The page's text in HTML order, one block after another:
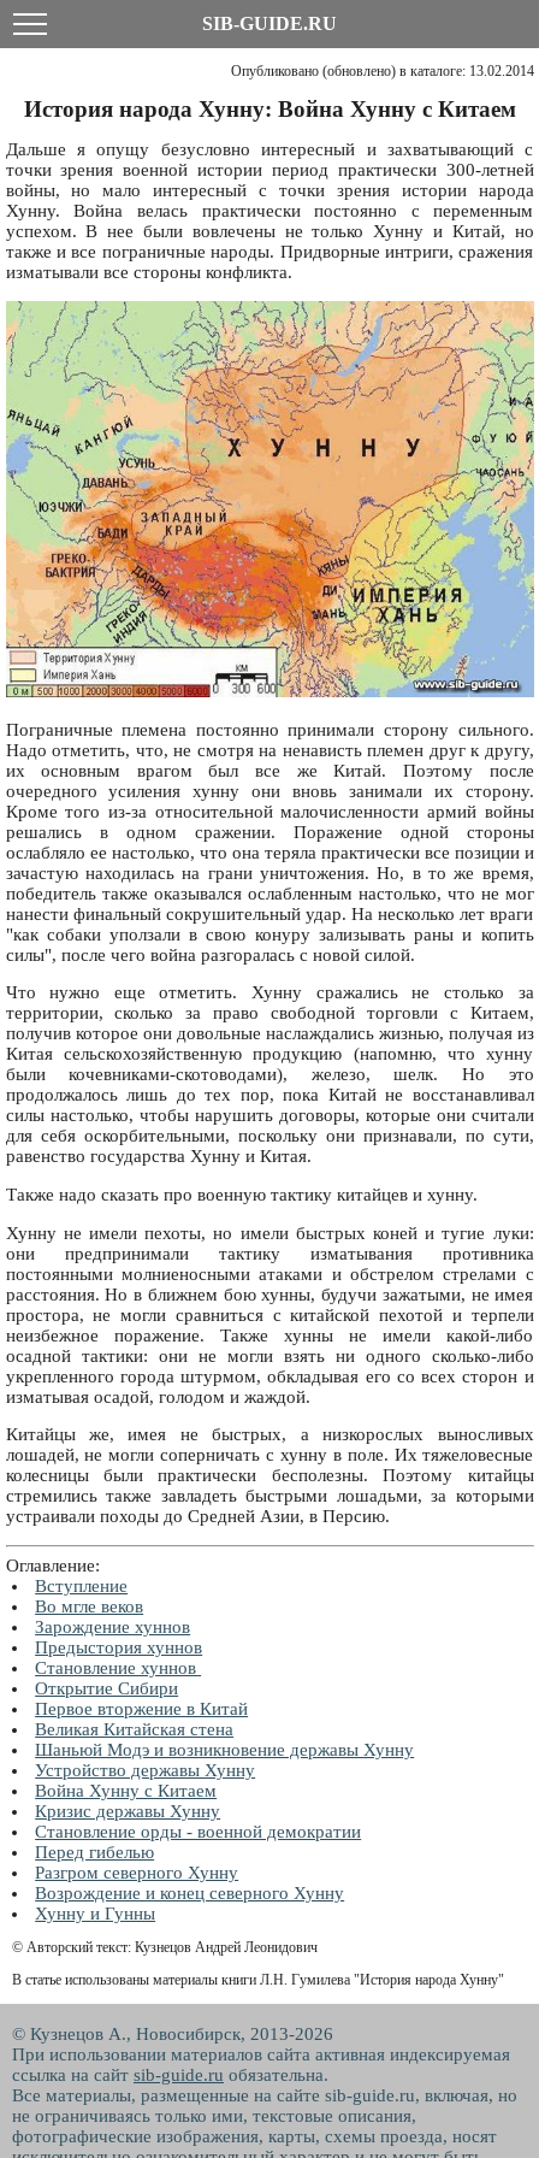
SIB-GUIDE.RU
Опубликовано (обновлено) в каталоге: 13.02.2014
История народа Хунну: Война Хунну с Китаем
Дальше я опущу безусловно интересный и захватывающий с
точки зрения военной истории период практически 300-летней
войны, но мало интересный с точки зрения истории народа
Хунну. Война велась практически постоянно с переменным
успехом. В нее были вовлечены не только Хунну и Китай, но
также и все пограничные народы. Придворные интриги, сражения
изматывали все стороны конфликта.
Пограничные племена постоянно принимали сторону сильного.
Надо отметить, что, не смотря на ненависть племен друг к другу,
их основным врагом был все же Китай. Поэтому после
очередного усиления хунну они вновь занимали их сторону.
Кроме того из-за относительной малочисленности армий войны
решались в одном сражении. Поражение одной стороны
ослабляло ее настолько, что она теряла практически все позиции и
зачастую находилась на грани уничтожения. Но, в то же время,
победитель также оказывался ослабленным настолько, что не мог
нанести финальный сокрушительный удар. На несколько лет враги
"как собаки уползали в свою конуру зализывать раны и копить
силы", после чего война разгоралась с новой силой.
Что нужно еще отметить. Хунну сражались не столько за
территории, сколько за право свободной торговли с Китаем,
получив которое они довольные наслаждались жизнью, получая из
Китая сельскохозяйственную продукцию (напомню, что хунну
были кочевниками-скотоводами), железо, шелк. Но это
продолжалось лишь до тех пор, пока Китай не восстанавливал
силы настолько, чтобы нарушить договоры, которые они считали
для себя оскорбительными, поскольку они признавали, по сути,
равенство государства Хунну и Китая.
Также надо сказать про военную тактику китайцев и хунну.
Хунну не имели пехоты, но имели быстрых коней и тугие луки:
они предпринимали тактику изматывания противника
постоянными молниеносными атаками и обстрелом стрелами с
расстояния. Но в ближнем бою хунны, будучи зажатыми, не имея
простора, не могли сравниться с китайской пехотой и терпели
неизбежное поражение. Также хунны не имели какой-либо
осадной тактики: они не могли взять ни одного сколько-либо
укрепленного города штурмом, обкладывая его со всех сторон и
изматывая осадой, голодом и жаждой.
Китайцы же, имея не быстрых, а низкорослых выносливых
лошадей, не могли соперничать с хунну в поле. Их тяжеловесные
колесницы были практически бесполезны. Поэтому китайцы
стремились также завладеть быстрыми лошадьми, за которыми
устраивали походы до Средней Азии, в Персию.
Оглавление:
Вступление
Во мгле веков
Зарождение хуннов
Предыстория хуннов
Становление хуннов
Открытие Сибири
Первое вторжение в Китай
Великая Китайская стена
Шаньюй Модэ и возникновение державы Хунну
Устройство державы Хунну
Война Хунну с Китаем
Кризис державы Хунну
Становление орды - военной демократии
Перед гибелью
Разгром северного Хунну
Возрождение и конец северного Хунну
Хунну и Гунны
© Авторский текст: Кузнецов Андрей Леонидович
В статье использованы материалы книги Л.Н. Гумилева "История народа Хунну"
© Кузнецов А., Новосибирск, 2013-2026
При использовании материалов сайта активная индексируемая
ссылка на сайт sib-guide.ru обязательна.
Все материалы, размещенные на сайте sib-guide.ru, включая, но
не ограничиваясь только ими, текстовые описания,
фотографические изображения, карты, схемы проезда, носят